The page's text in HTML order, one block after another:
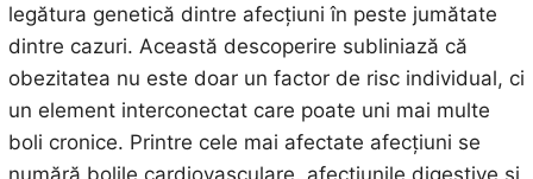
legătura genetică dintre afecțiuni în peste jumătate
dintre cazuri. Această descoperire subliniază că
obezitatea nu este doar un factor de risc individual, ci
un element interconectat care poate uni mai multe
boli cronice. Printre cele mai afectate afecțiuni se
numără bolile cardiovasculare, afecțiunile digestive și